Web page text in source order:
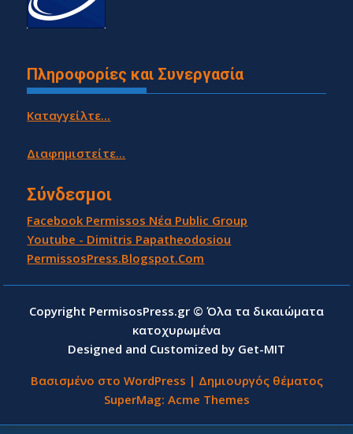
Πληροφορίες και Συνεργασία
Καταγγείλτε...
Διαφημιστείτε...
Σύνδεσμοι
Facebook Permissos Νέα Public Group
Youtube - Dimitris Papatheodosiou
PermissosPress.Blogspot.Com
Copyright PermisosPress.gr © Όλα τα δικαιώματα
κατοχυρωμένα
Designed and Customized by Get-MIT
Βασισμένο στο WordPress | Δημιουργός θέματος
SuperMag: Acme Themes